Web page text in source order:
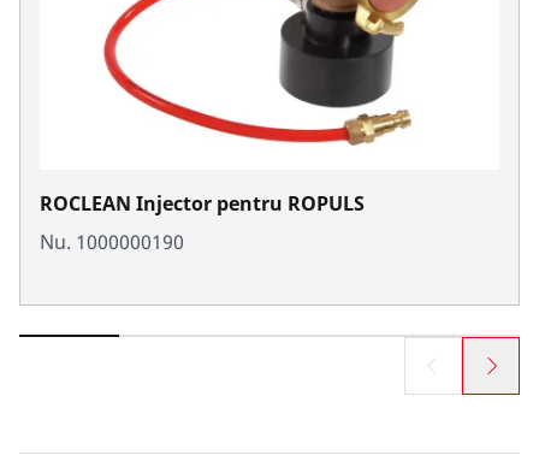
ROCLEAN Injector pentru ROPULS
Nu. 1000000190